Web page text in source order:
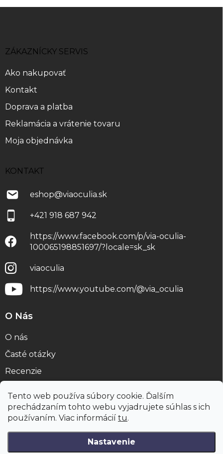
Tento web používa súbory cookie. Ďalším
prechádzaním tohto webu vyjadrujete súhlas s ich
používaním. Viac informácií tu.
Nastavenie
e
ZÁKAZNÍCKY SERVIS
Ako nakupovať
Kontakt
Doprava a platba
Reklamácia a vrátenie tovaru
Moja objednávka
KONTAKT
eshop@viaoculia.sk
+421 918 687 942
https://www.facebook.com/p/via-oculia-
100065198851697/?locale=sk_sk
viaoculia
https://www.youtube.com/@via_oculia
O Nás
O nás
Časté otázky
Recenzie
viaoculia.sk. Všetky práva vyhradené.